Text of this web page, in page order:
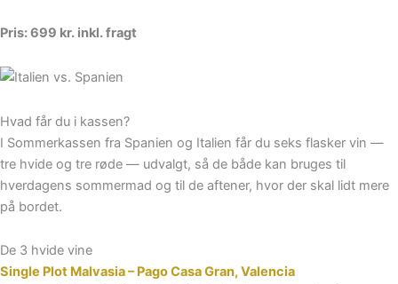
Pris: 699 kr. inkl. fragt
Hvad får du i kassen?
I Sommerkassen fra Spanien og Italien får du seks flasker vin —
tre hvide og tre røde — udvalgt, så de både kan bruges til
hverdagens sommermad og til de aftener, hvor der skal lidt mere
på bordet.
De 3 hvide vine
Single Plot Malvasia – Pago Casa Gran, Valencia